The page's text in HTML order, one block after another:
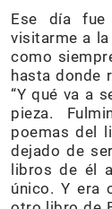
Ese día fue
visitarme a
como
hasta donde
“Y qué va a
pieza.
poemas del
dejado de
libros de él
único. Y era